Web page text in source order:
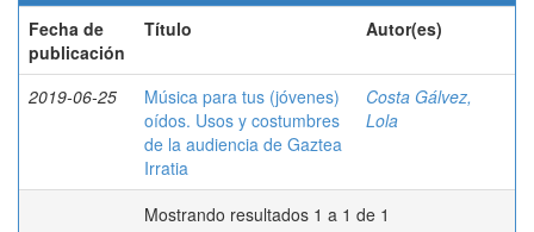
Fecha de
publicación
Título Autor(es)
2019-06-25
Música para tus (jóvenes)
oídos. Usos y costumbres
de la audiencia de Gaztea
Irratia
Costa Gálvez,
Lola
Mostrando resultados 1 a 1 de 1